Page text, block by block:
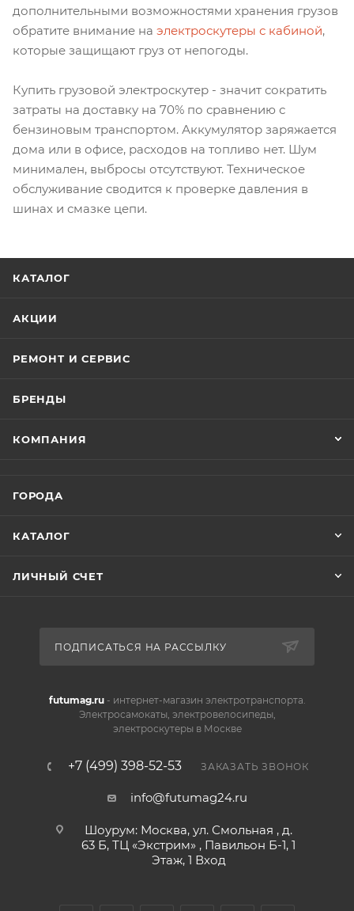
дополнительными возможностями хранения грузов
обратите внимание на электроскутеры с кабиной,
которые защищают груз от непогоды.
Купить грузовой электроскутер - значит сократить
затраты на доставку на 70% по сравнению с
бензиновым транспортом. Аккумулятор заряжается
дома или в офисе, расходов на топливо нет. Шум
минимален, выбросы отсутствуют. Техническое
обслуживание сводится к проверке давления в
шинах и смазке цепи.
КАТАЛОГ
АКЦИИ
РЕМОНТ И СЕРВИС
БРЕНДЫ
КОМПАНИЯ
ГОРОДА
КАТАЛОГ
ЛИЧНЫЙ СЧЕТ
ПОДПИСАТЬСЯ НА РАССЫЛКУ
futumag.ru- интернет-магазин электротранспорта.
Электросамокаты, электровелосипеды,
электроскутеры в Москве
+7 (499) 398-52-53 ЗАКАЗАТЬ ЗВОНОК
info@futumag24.ru
Шоурум: Москва, ул. Смольная , д.
63 Б, ТЦ «Экстрим» , Павильон Б-1, 1
Этаж, 1 Вход